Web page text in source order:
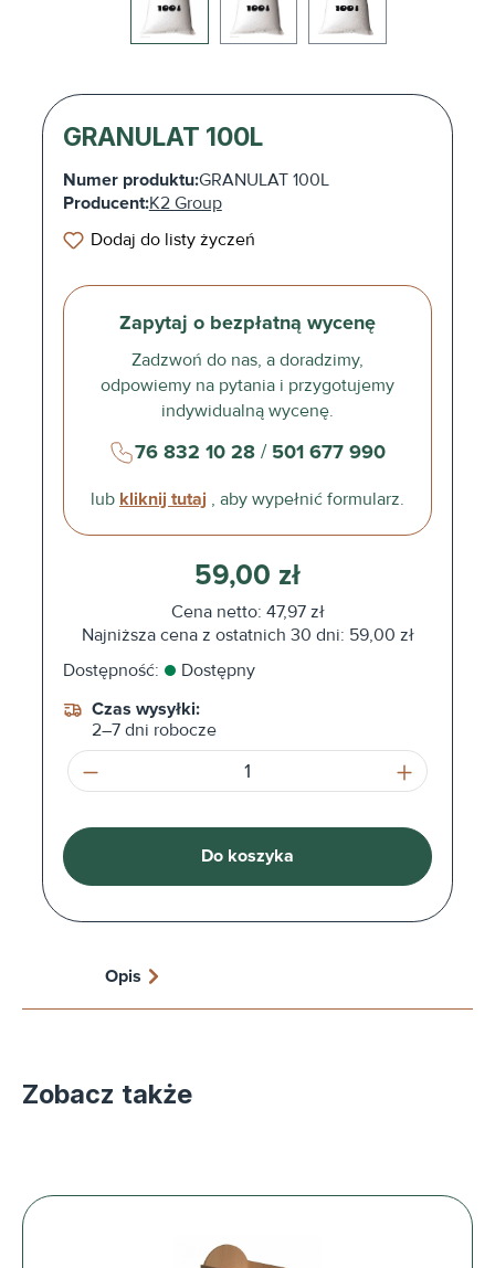
GRANULAT 100L
Numer produktu:GRANULAT 100L
Producent:K2 Group
Dodaj do listy życzeń
Zapytaj o bezpłatną wycenę
Zadzwoń do nas, a doradzimy,
odpowiemy na pytania i przygotujemy
indywidualną wycenę.
76 832 10 28/ 501 677 990
lub kliknij tutaj , aby wypełnić formularz.
59,00 zł
Cena netto: 47,97 zł
Najniższa cena z ostatnich 30 dni: 59,00 zł
Dostępność:
Dostępny
Czas wysyłki:
2–7 dni robocze
Ilość produktu: Wprowadź żądaną
Do koszyka
Opis
Zobacz także